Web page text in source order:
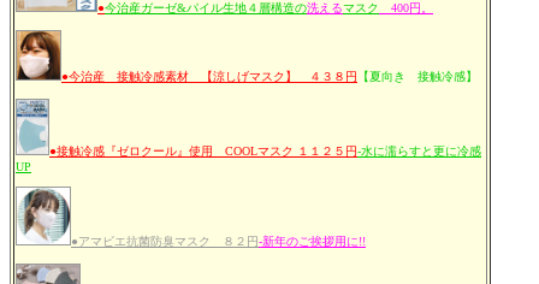
●今治産ガーゼ&パイル生地４層構造の洗えるマスク 400円。
●今治産 接触冷感素材 【涼しげマスク】 ４３８円 【夏向き 接触冷感】
●接触冷感『ゼロクール』使用 COOLマスク １１２５円-水に濡らすと更に冷感
UP
●アマビエ抗菌防臭マスク ８２円-新年のご挨拶用に!!